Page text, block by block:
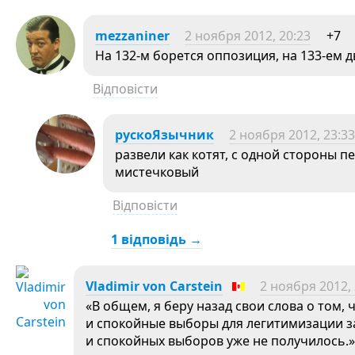
mezzaniner 2 ноября 2012, 20:23
+7
На 132-м борется оппозиция, на 133-ем
Відповісти
рускоЯзычник
2 ноября 2012, 23:33
развели как котят, с одной стороны
мистечковый
Відповісти
1 відповідь →
Vladimir von Carstein
2 ноября 2012,
«В общем, я беру назад свои слова о
и спокойные выборы для легитимизации
и спокойных выборов уже не получилось.»